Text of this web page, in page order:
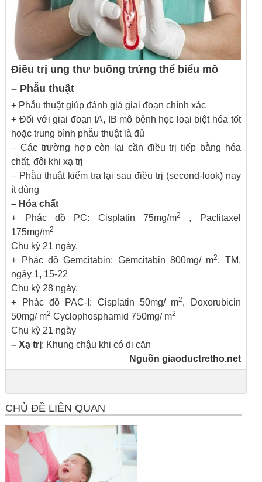
Điều trị ung thư buồng trứng thể biểu mô
– Phẫu thuật
+ Phẫu thuật giúp đánh giá giai đoạn chính xác
+ Đối với giai đoạn IA, IB mô bệnh học loại biệt hóa tốt
hoặc trung bình phẫu thuật là đủ
– Các trường hợp còn lại cần điều trị tiếp bằng hóa
chất, đôi khi xạ trị
– Phẫu thuật kiểm tra lại sau điều trị (second-look) nay
ít dùng
– Hóa chất
+ Phác đồ PC: Cisplatin 75mg/m2
, Paclitaxel
175mg/m2
Chu kỳ 21 ngày.
+ Phác đồ Gemcitabin: Gemcitabin 800mg/ m2, TM,
ngày 1, 15-22
Chu kỳ 28 ngày.
+ Phác đồ PAC-I: Cisplatin 50mg/ m2, Doxorubicin
50mg/ m2 Cyclophosphamid 750mg/ m2
Chu kỳ 21 ngày
– Xạ trị: Khung chậu khi có di căn
Nguồn giaoductretho.net
CHỦ ĐỀ LIÊN QUAN